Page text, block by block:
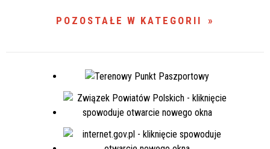
POZOSTAŁE W KATEGORII